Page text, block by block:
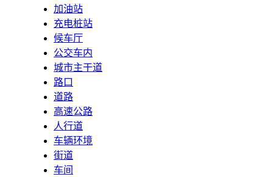
加油站
充电桩站
候车厅
公交车内
城市主干道
路口
道路
高速公路
人行道
车辆环境
街道
车间